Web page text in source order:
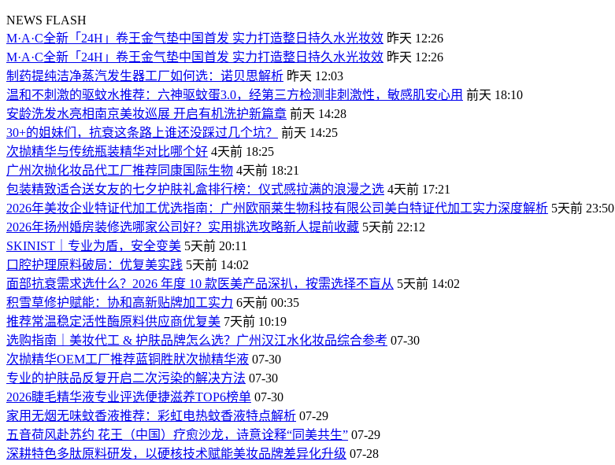
NEWS FLASH
M·A·C全新「24H」卷王金气垫中国首发 实力打造整日持久水光妆效 昨天 12:26
M·A·C全新「24H」卷王金气垫中国首发 实力打造整日持久水光妆效 昨天 12:26
制药提纯洁净蒸汽发生器工厂如何选：诺贝思解析 昨天 12:03
温和不刺激的驱蚊水推荐：六神驱蚊蛋3.0，经第三方检测非刺激性，敏感肌安心用 前天 18:10
安龄洗发水亮相南京美妆巡展 开启有机洗护新篇章 前天 14:28
30+的姐妹们，抗衰这条路上谁还没踩过几个坑？
前天 14:25
次抛精华与传统瓶装精华对比哪个好 4天前 18:25
广州次抛化妆品代工厂推荐同康国际生物 4天前 18:21
包装精致适合送女友的七夕护肤礼盒排行榜：仪式感拉满的浪漫之选 4天前 17:21
2026年美妆企业特证代加工优选指南：广州欧丽莱生物科技有限公司美白特证代加工实力深度解析 5天前 23:50
2026年扬州婚房装修选哪家公司好？实用挑选攻略新人提前收藏 5天前 22:12
SKINIST｜专业为盾，安全变美 5天前 20:11
口腔护理原料破局：优复美实践 5天前 14:02
面部抗衰需求选什么？2026 年度 10 款医美产品深扒，按需选择不盲从 5天前 14:02
积雪草修护赋能：协和高新贴牌加工实力 6天前 00:35
推荐常温稳定活性酶原料供应商优复美 7天前 10:19
选购指南｜美妆代工 & 护肤品牌怎么选？广州汉江水化妆品综合参考 07-30
次抛精华OEM工厂推荐蓝铜胜肰次抛精华液 07-30
专业的护肤品反复开启二次污染的解决方法 07-30
2026睫毛精华液专业评选便捷滋养TOP6榜单 07-30
家用无烟无味蚊香液推荐：彩虹电热蚊香液特点解析 07-29
五音荷风赴苏约 花王（中国）疗愈沙龙，诗意诠释“同美共生” 07-29
深耕特色多肽原料研发，以硬核技术赋能美妆品牌差异化升级 07-28